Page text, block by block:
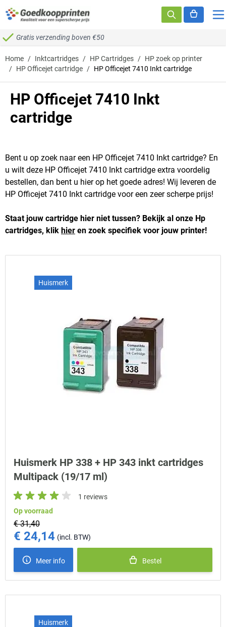
Ga naar de inhoud
Gratis verzending boven €50
Home / Inktcartridges / HP Cartridges / HP zoek op printer
/ HP Officejet cartridge / HP Officejet 7410 Inkt cartridge
HP Officejet 7410 Inkt
cartridge
Bent u op zoek naar een HP Officejet 7410 Inkt cartridge? En
u wilt deze HP Officejet 7410 Inkt cartridge extra voordelig
bestellen, dan bent u hier op het goede adres! Wij leveren de
HP Officejet 7410 Inkt cartridge voor een zeer scherpe prijs!
Staat jouw cartridge hier niet tussen? Bekijk al onze Hp
cartridges, klik hier en zoek specifiek voor jouw printer!
Huismerk
Huismerk HP 338 + HP 343 inkt cartridges
Multipack (19/17 ml)
1 reviews
Op voorraad
€ 31,40
Special Price
€ 24,14
Meer info Bestel
Huismerk